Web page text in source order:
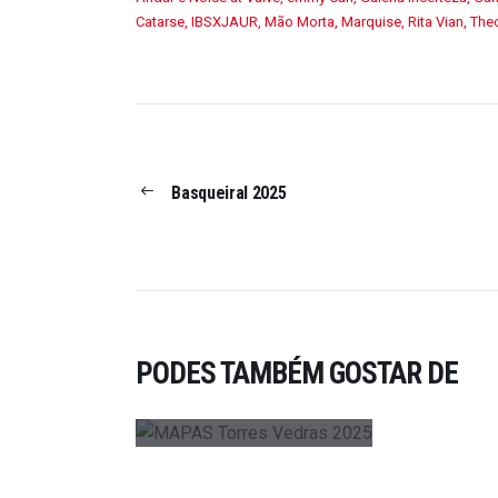
Catarse IBSXJAUR Mão Morta Marquise Rita Vian ,
Basqueiral 2025
PODES TAMBÉM GOSTAR DE
ON OUTUBRO 27, 2025